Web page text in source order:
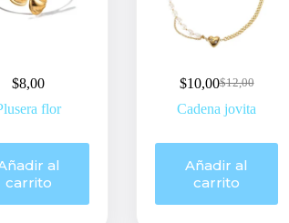
$8,00
flor
al
carrito
$12,00
Original
price
$10,00Current
price
Cadena jovita
Añadir al
carrito